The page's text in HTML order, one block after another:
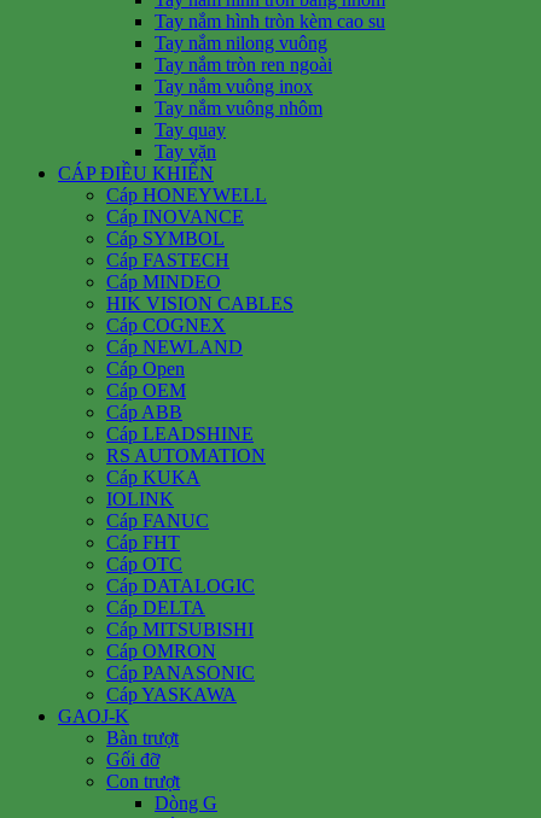
Tay nắm hình tròn kèm cao su
Tay nắm nilong vuông
Tay nắm tròn ren ngoài
Tay nắm vuông inox
Tay nắm vuông nhôm
Tay quay
Tay vặn
CÁP ĐIỀU KHIỂN
Cáp HONEYWELL
Cáp INOVANCE
Cáp SYMBOL
Cáp FASTECH
Cáp MINDEO
HIK VISION CABLES
Cáp COGNEX
Cáp NEWLAND
Cáp Open
Cáp OEM
Cáp ABB
Cáp LEADSHINE
RS AUTOMATION
Cáp KUKA
IOLINK
Cáp FANUC
Cáp FHT
Cáp OTC
Cáp DATALOGIC
Cáp DELTA
Cáp MITSUBISHI
Cáp OMRON
Cáp PANASONIC
Cáp YASKAWA
GAOJ-K
Bàn trượt
Gối đỡ
Con trượt
Dòng G